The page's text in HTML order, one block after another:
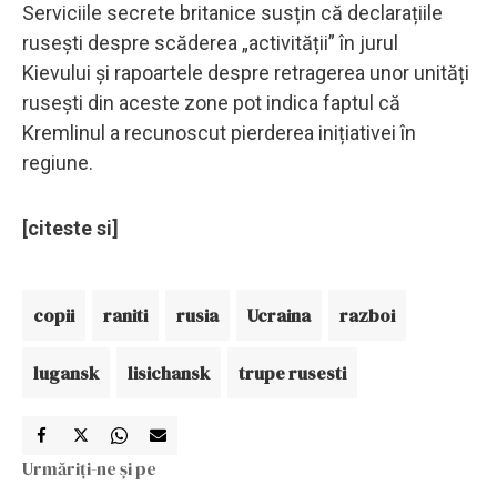
Serviciile secrete britanice susțin că declarațiile
rusești despre scăderea „activității” în jurul
Kievului și rapoartele despre retragerea unor unități
rusești din aceste zone pot indica faptul că
Kremlinul a recunoscut pierderea inițiativei în
regiune.
[citeste si]
copii raniti rusia Ucraina razboi
lugansk lisichansk trupe rusesti
Urmăriți-ne și pe